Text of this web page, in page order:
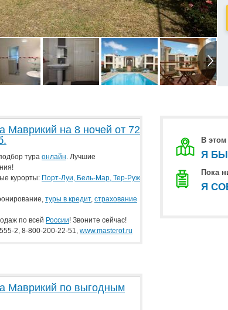
Маврикий на 8 ночей от 72
тура онлайн. Лучшие
курорты: Порт-Луи, Бель-Мар, Тер-Руж
туры в кредит, страхование
по всей России! Звоните сейчас!
2, 8-800-200-22-51, www.masterot.ru
Маврикий по выгодным
В
Я
Пока
Я